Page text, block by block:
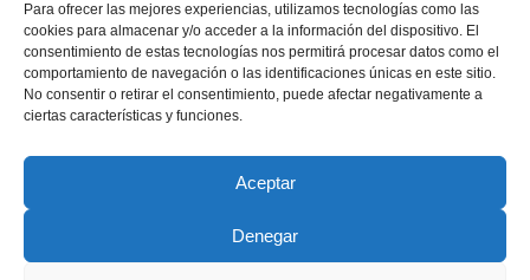
Para ofrecer las mejores experiencias, utilizamos tecnologías como las
cookies para almacenar y/o acceder a la información del dispositivo. El
consentimiento de estas tecnologías nos permitirá procesar datos como el
comportamiento de navegación o las identificaciones únicas en este sitio.
No consentir o retirar el consentimiento, puede afectar negativamente a
ciertas características y funciones.
Aceptar
Denegar
occidentales ha puesto de manifiesto la existencia de dos
mundos en la Infección por VIH/sida, un mundo desarrollado (al
cual felizmente pertenecemos) que ha reducido la tasa de
enfermedad y muerte en un 25 % en el último año, y un mundo
no desarrollado, donde ….
Copyright © 2022 ADSP Salamanca. Todos los derechos